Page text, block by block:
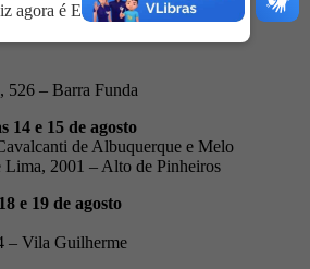
será à noite.
526 – Barra Funda
14 e 15 de agosto
de Albuquerque e Melo
2001 – Alto de Pinheiros
e 19 de agosto
– Vila Guilherme
agora é Educação & Território.